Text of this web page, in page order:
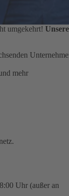
umgekehrt! Unsere
mehr
Uhr (außer an